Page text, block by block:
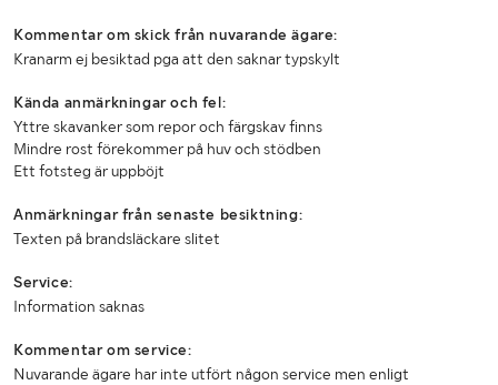
Kommentar om skick från nuvarande ägare:
Kranarm ej besiktad pga att den saknar typskylt
Kända anmärkningar och fel:
Yttre skavanker som repor och färgskav finns
Mindre rost förekommer på huv och stödben
Ett fotsteg är uppböjt
Anmärkningar från senaste besiktning:
Texten på brandsläckare slitet
Service:
Information saknas
Kommentar om service:
Nuvarande ägare har inte utfört någon service men enligt